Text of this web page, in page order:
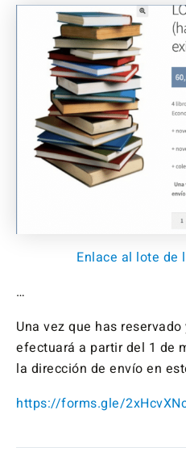
Enlace al lote de
…
Una vez que has
efectuará a partir del 1 de
la dirección de envío en
https://forms.gle/